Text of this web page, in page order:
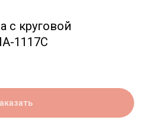
с круговой
1117C